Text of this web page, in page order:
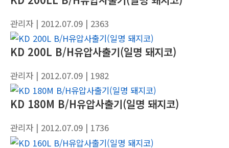
관리자 | 2012.07.09 | 2363
KD 200L B/H유압사출기(일명 돼지코)
관리자 | 2012.07.09 | 1982
KD 180M B/H유압사출기(일명 돼지코)
관리자 | 2012.07.09 | 1736